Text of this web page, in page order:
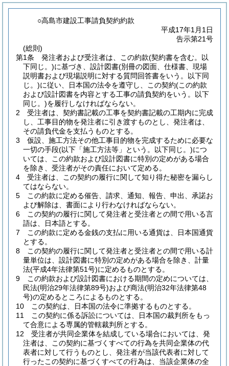
○高島市建設工事請負契約約款
平成17年1月1日
告示第21号
(総則)
第1条
発注者および受注者は、この約款(契約書を含む。以
下同じ。)に基づき、設計図書(別冊の図面、仕様書、現場
説明書および現場説明に対する質問回答書をいう。以下同
じ。)に従い、日本国の法令を遵守し、この契約(この約款
および設計図書を内容とする工事の請負契約をいう。以下
同じ。)を履行しなければならない。
2
受注者は、契約書記載の工事を契約書記載の工期内に完成
し、工事目的物を発注者に引き渡すものとし、発注者は、
その請負代金を支払うものとする。
3
仮設、施工方法その他工事目的物を完成するために必要な
一切の手段(以下「施工方法等」という。以下同じ。)につ
いては、この約款および設計図書に特別の定めがある場合
を除き、受注者がその責任において定める。
4
受注者は、この契約の履行に関して知り得た秘密を漏らし
てはならない。
5
この約款に定める催告、請求、通知、報告、申出、承諾お
よび解除は、書面により行わなければならない。
6
この契約の履行に関して発注者と受注者との間で用いる言
語は、日本語とする。
7
この約款に定める金銭の支払に用いる通貨は、日本国通貨
とする。
8
この契約の履行に関して発注者と受注者との間で用いる計
量単位は、設計図書に特別の定めがある場合を除き、計量
法(平成4年法律第51号)に定めるものとする。
9
この約款および設計図書における期間の定めについては、
民法(明治29年法律第89号)および商法(明治32年法律第48
号)の定めるところによるものとする。
10
この契約は、日本国の法令に準拠するものとする。
11
この契約に係る訴訟については、日本国の裁判所をもっ
て合意による専属的管轄裁判所とする。
12
受注者が共同企業体を結成している場合においては、発
注者は、この契約に基づくすべての行為を共同企業体の代
表者に対して行うものとし、発注者が当該代表者に対して
行ったこの契約に基づくすべての行為は、当該企業体の全